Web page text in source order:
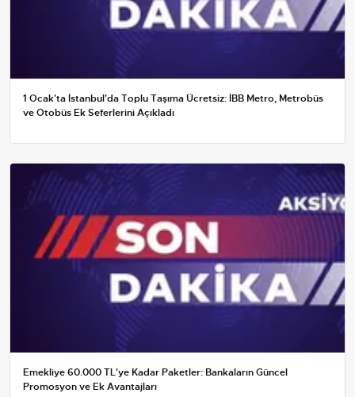
1 Ocak'ta İstanbul'da Toplu Taşıma Ücretsiz: İBB Metro, Metrobüs
ve Otobüs Ek Seferlerini Açıkladı
Emekliye 60.000 TL'ye Kadar Paketler: Bankaların Güncel
Promosyon ve Ek Avantajları